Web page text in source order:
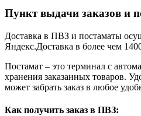
Пункт выдачи заказов и
Доставка в ПВЗ и постаматы
Яндекс.Доставка в более чем
Постамат – это терминал с
хранения заказанных товаров.
может забрать заказ в любое
Как получить заказ в ПВЗ: